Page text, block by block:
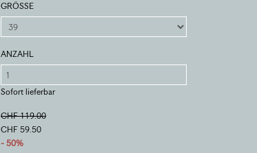
GRÖSSE
ANZAHL
Sofort lieferbar
CHF 119.00
CHF 59.50
- 50%